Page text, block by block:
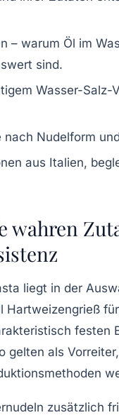
– warum Öl im
sind.
Wasser-Salz-
nach Nudelform
aus Italien,
wahren
liegt in der
festen
gelten als
zusätzlich